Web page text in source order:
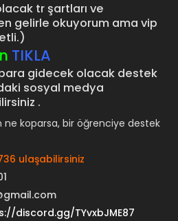
tr şartları ve
gelirle okuyorum ama vip
TIKLA
gidecek olacak destek
sosyal medya
.
koparsa, bir öğrenciye destek
ulaşabilirsiniz
discord.gg/TYvxbJME87